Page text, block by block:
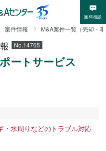
無料相談
案件情報 M&A案件一覧（売却・
No.14765
ートサービス
・水周りなどのトラブル対応